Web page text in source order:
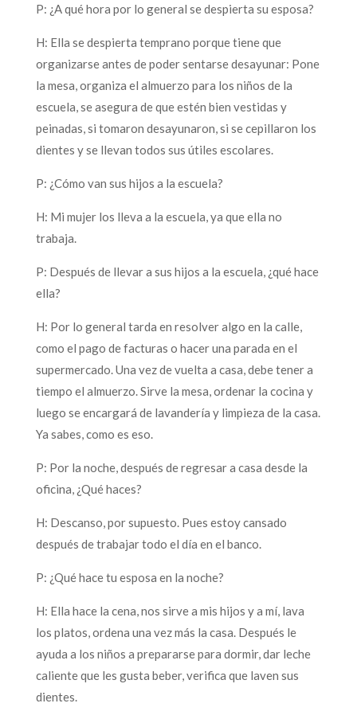
P: ¿A qué hora por lo general se despierta su esposa?
H: Ella se despierta temprano porque tiene que
organizarse antes de poder sentarse desayunar: Pone
la mesa, organiza el almuerzo para los niños de la
escuela, se asegura de que estén bien vestidas y
peinadas, si tomaron desayunaron, si se cepillaron los
dientes y se llevan todos sus útiles escolares.
P: ¿Cómo van sus hijos a la escuela?
H: Mi mujer los lleva a la escuela, ya que ella no
trabaja.
P: Después de llevar a sus hijos a la escuela, ¿qué hace
ella?
H: Por lo general tarda en resolver algo en la calle,
como el pago de facturas o hacer una parada en el
supermercado. Una vez de vuelta a casa, debe tener a
tiempo el almuerzo. Sirve la mesa, ordenar la cocina y
luego se encargará de lavandería y limpieza de la casa.
Ya sabes, como es eso.
P: Por la noche, después de regresar a casa desde la
oficina, ¿Qué haces?
H: Descanso, por supuesto. Pues estoy cansado
después de trabajar todo el día en el banco.
P: ¿Qué hace tu esposa en la noche?
H: Ella hace la cena, nos sirve a mis hijos y a mí, lava
los platos, ordena una vez más la casa. Después le
ayuda a los niños a prepararse para dormir, dar leche
caliente que les gusta beber, verifica que laven sus
dientes.